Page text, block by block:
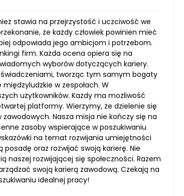
stawia na przejrzystość i uczciwość we
że każdy człowiek powinien mieć
odpowiada jego ambicjom i potrzebom.
firm. Każda ocena opiera się na
wyborów dotyczących kariery.
tworząc tym samym bogaty
w zespołach. W
użytkowników. Każdy ma możliwość
platformy. Wierzymy, że dzielenie się
Nasza misja nie kończy się na
zasoby wspierające w poszukiwaniu
na temat rozwijania umiejętności
oraz rozwijać swoją karierę. Nie
naszej rozwijającej się społeczności. Razem
swoją karierą zawodową. Czekają na
idealnej pracy!